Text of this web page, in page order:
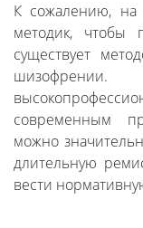
К сожалению, на
методик, чтобы
существует
современным
можно
длительную
вести